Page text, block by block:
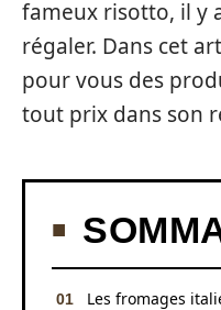
fameux risotto, il y
régaler. Dans cet
pour vous des
tout prix dans son
Les fromages